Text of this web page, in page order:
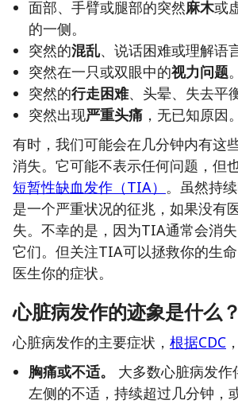
面部、手臂或腿部的突然麻木或
的一侧。
突然的混乱、说话困难或理解语
突然在一只或双眼中的视力问题。
突然的行走困难、头晕、失去平
突然出现严重头痛 ，无已知原因。
有时，我们可能会在几分钟内有这
消失。它可能不表示任何问题，但
短暂性缺血发作（TIA） 。虽然持
是一个严重状况的征兆，如果没有
失。不幸的是，因为TIA通常会消
它们。但关注TIA可以拯救你的生
医生你的症状。
心脏病发作的迹象是什么？
心脏病发作的主要症状， 根据CDC
胸痛或不适。
大多数心脏病发
左侧的不适，持续超过几分钟，